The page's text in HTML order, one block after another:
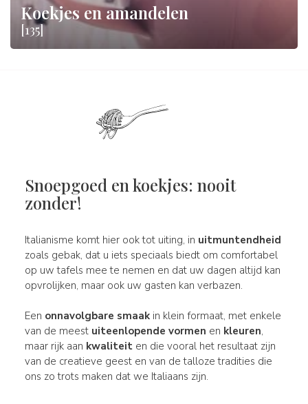
Koekjes en amandelen
[135]
Snoepgoed en koekjes: nooit
zonder!
Italianisme komt hier ook tot uiting, in uitmuntendheid
zoals gebak, dat u iets speciaals biedt om comfortabel
op uw tafels mee te nemen en dat uw dagen altijd kan
opvrolijken, maar ook uw gasten kan verbazen.
Een onnavolgbare smaakin klein formaat, met enkele
van de meest uiteenlopende vormen en kleuren,
maar rijk aan kwaliteiten die vooral het resultaat zijn
van de creatieve geest en van de talloze tradities die
ons zo trots maken dat we Italiaans zijn.